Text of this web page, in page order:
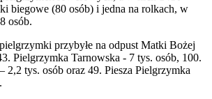
biegowe (80 osób) i jedna na rolkach, w
osób.
przybyłe na odpust Matki Bożej
Pielgrzymka Tarnowska - 7 tys. osób, 100.
2,2 tys. osób oraz 49. Piesza Pielgrzymka